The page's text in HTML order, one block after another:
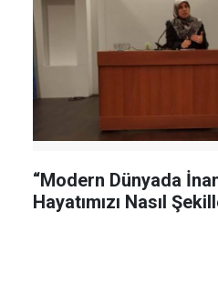
“Modern Dünyada
Hayatımızı Nasıl